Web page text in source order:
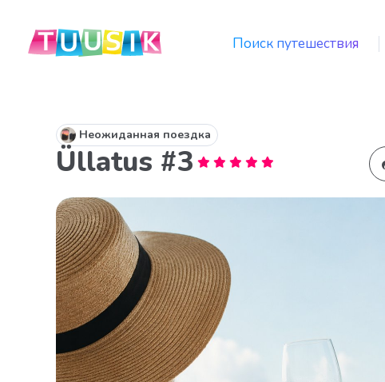
Поиск путешествия
Неожиданная поездка
Üllatus #3